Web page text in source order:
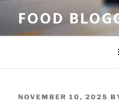
content
FOOD
POSTED
NOVEMBER 10, 2025